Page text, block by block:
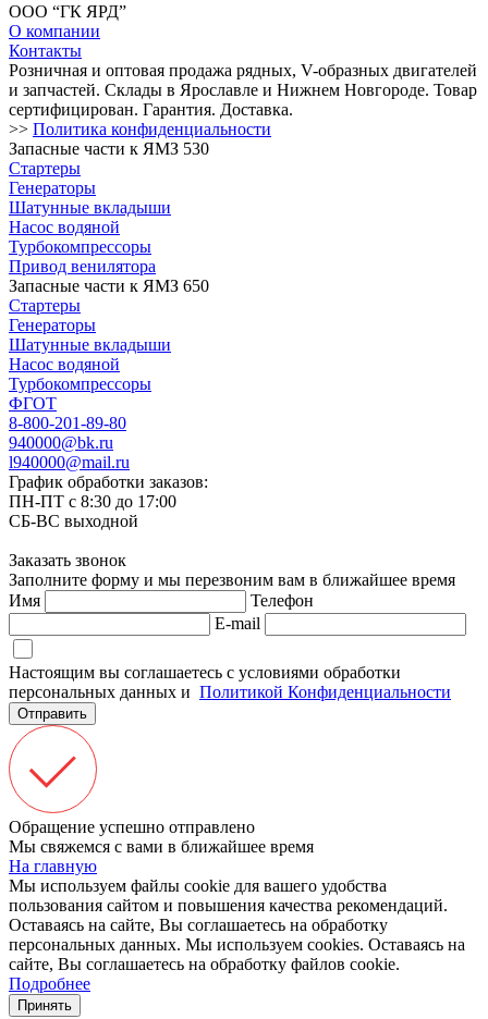
ООО “ГК ЯРД”
О компании
Контакты
Розничная и оптовая продажа рядных, V-образных двигателей
и запчастей. Склады в Ярославле и Нижнем Новгороде. Товар
сертифицирован. Гарантия. Доставка.
>> Политика конфиденциальности
Запасные части к ЯМЗ 530
Стартеры
Генераторы
Шатунные вкладыши
Насос водяной
Турбокомпрессоры
Привод венилятора
Запасные части к ЯМЗ 650
Стартеры
Генераторы
Шатунные вкладыши
Насос водяной
Турбокомпрессоры
ФГОТ
8-800-201-89-80
940000@bk.ru
l940000@mail.ru
График обработки заказов:
ПН-ПТ с 8:30 до 17:00
СБ-ВС выходной
Заказать звонок
Заполните форму и мы перезвоним вам в ближайшее время
Имя
Телефон
E-mail
Настоящим вы соглашаетесь с условиями обработки
персональных данных и Политикой Конфиденциальности
Отправить
Обращение успешно отправлено
Мы свяжемся с вами в ближайшее время
На главную
Мы используем файлы cookie для вашего удобства
пользования сайтом и повышения качества рекомендаций.
Оставаясь на сайте, Вы соглашаетесь на обработку
персональных данных. Мы используем cookies. Оставаясь на
сайте, Вы соглашаетесь на обработку файлов cookie.
Подробнее
Принять